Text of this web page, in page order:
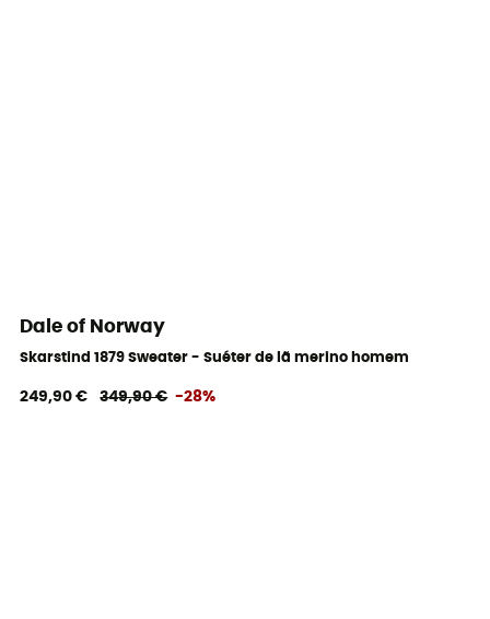
Dale of Norway
Skarstind 1879 Sweater - Suéter de lã merino homem
249,90 € 349,90 € -28%